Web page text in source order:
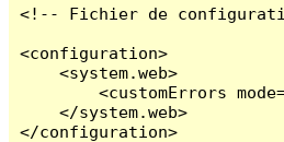
<!-- Fichier de
<configuration>
    <system.web>
<customErrors
    </system.web>
</configuration>